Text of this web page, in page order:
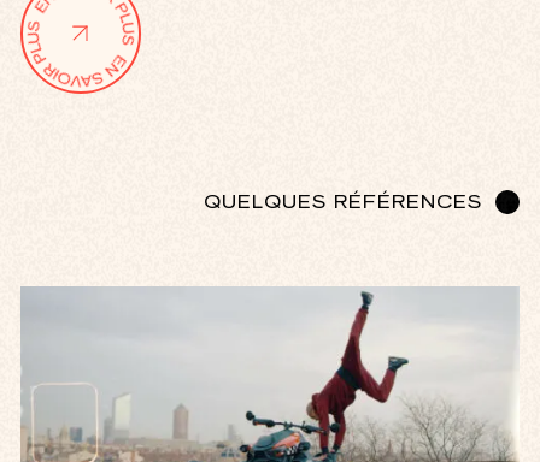
QUELQUES RÉFÉRENCES